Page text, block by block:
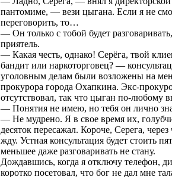
пантомиме, — вези цыгана. Если я не
переговорить, то…
— Он только с тобой будет
приятель.
— Какая честь, однако! Серёга, твой
бандит или наркоторговец? —
уголовным делам были возложены на
прокурора города Охапкина. Экс-
отсутствовал, так что цыган по-любому
— Понятия не имею, но тебя он лично
— Не мудрено. Я в свое время их,
десяток пересажал. Короче, Серега, через
жду. Устная консультация будет стоить
меньшее даже разговаривать не стану.
Дождавшись, когда я отключу телефон,
коротко посетовал, что бог не дал мне